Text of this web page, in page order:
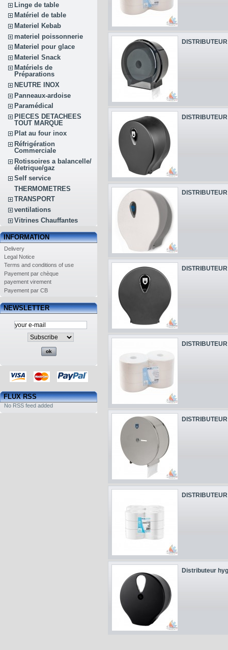
Linge de table
Matériel de table
Materiel Kebab
materiel poissonnerie
Materiel pour glace
Materiel Snack
Matériels de
Préparations
NEUTRE INOX
Panneaux-ardoise
Paramédical
PIECES DETACHEES
TOUT MARQUE
Plat au four inox
Réfrigération
Commerciale
Rotissoires a balancelle/
életrique/gaz
Self service
THERMOMETRES
TRANSPORT
ventilations
Vitrines Chauffantes
INFORMATION
Delivery
Legal Notice
Terms and conditions of use
Payement par chèque
payement virement
Payement par CB
NEWSLETTER
FLUX RSS
No RSS feed added
Distributeur